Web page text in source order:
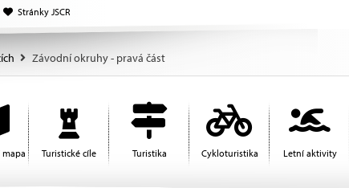
Stránky JSCR
Závodní okruhy - pravá část
Turistické cíle Turistika Cykloturistika Letní aktivity